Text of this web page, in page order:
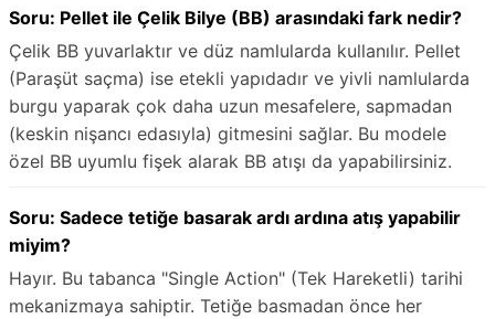
Soru: Pellet ile Çelik Bilye (BB) arasındaki fark nedir?
Çelik BB yuvarlaktır ve düz namlularda kullanılır. Pellet
(Paraşüt saçma) ise etekli yapıdadır ve yivli namlularda
burgu yaparak çok daha uzun mesafelere, sapmadan
(keskin nişancı edasıyla) gitmesini sağlar. Bu modele
özel BB uyumlu fişek alarak BB atışı da yapabilirsiniz.
Soru: Sadece tetiğe basarak ardı ardına atış yapabilir
miyim?
Hayır. Bu tabanca "Single Action" (Tek Hareketli) tarihi
mekanizmaya sahiptir. Tetiğe basmadan önce her